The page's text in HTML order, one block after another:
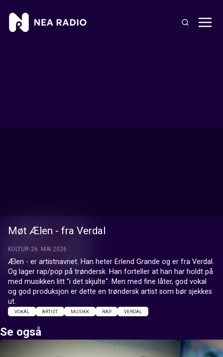
Møt Ælen - fra Verdal
KULTUR 26. MAI 2026
Ælen - er artistnavnet. Han heter Erlend Grande og er fra Verdal.
Og lager rap/pop på trøndersk. Han forteller at han har holdt på
med musikken litt "i det skjulte". Men med fine låter, god vokal
og god produksjon er dette en trøndersk artist som bør sjekkes
ut.
VOKAL ARTIST MUSIKK RAP VERDAL
Se også